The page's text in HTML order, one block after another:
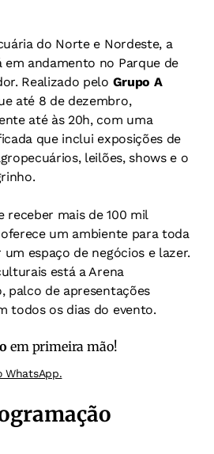
do Norte e Nordeste, a
em andamento no Parque de
Realizado pelo Grupo A
até 8 de dezembro,
até às 20h, com uma
que inclui exposições de
leilões, shows e o
receber mais de 100 mil
um ambiente para toda
espaço de negócios e lazer.
está a Arena
palco de apresentações
todos os dias do evento.
em primeira mão!
WhatsApp.